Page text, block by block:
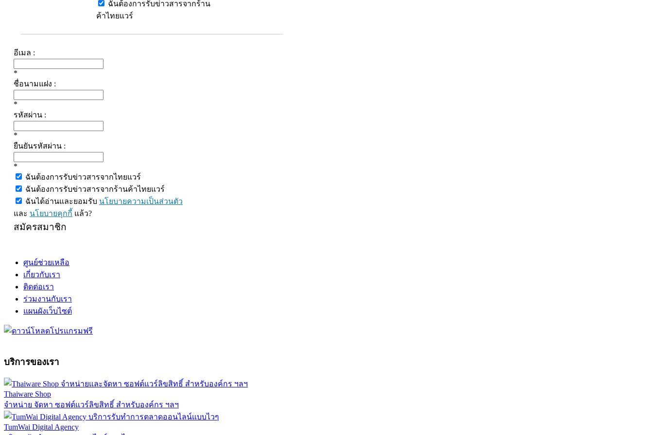
ฉันต้องการรับข่าวสารจากร้าน
ค้าไทยแวร์
อีเมล :
*
ชื่อนามแฝง :
*
รหัสผ่าน :
*
ยืนยันรหัสผ่าน :
*
ฉันต้องการรับข่าวสารจากไทยแวร์
ฉันต้องการรับข่าวสารจากร้านค้าไทยแวร์
ฉันได้อ่านและยอมรับ นโยบายความเป็นส่วนตัว
และ นโยบายคุกกี้ แล้ว?
สมัครสมาชิก
ศูนย์ช่วยเหลือ
เกี่ยวกับเรา
ติดต่อเรา
ร่วมงานกับเรา
แผนผังเว็บไซต์
บริการของเรา
Thaiware Shop
จำหน่าย จัดหา ซอฟต์แวร์ลิขสิทธิ์ สำหรับองค์กร ฯลฯ
TumWai Digital Agency